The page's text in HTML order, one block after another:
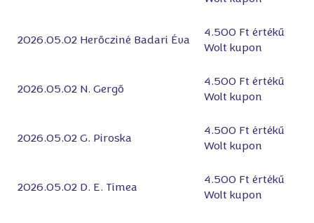
2026.05.02 Herőcziné Badari Éva
4.500 Ft értékű
Wolt kupon
2026.05.02 N. Gergő
4.500 Ft értékű
Wolt kupon
2026.05.02 G. Piroska
4.500 Ft értékű
Wolt kupon
2026.05.02 D. E. Tímea
4.500 Ft értékű
Wolt kupon